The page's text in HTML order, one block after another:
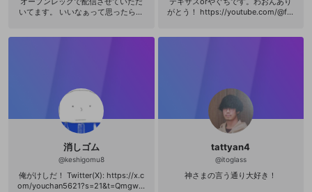
いてます。 いいなぁって思ったら見
がとう！ https://youtube.com/@fat
消しゴム
@keshigomu8
俺がけしだ！ Twitter(X): https://x.c
om/youchan5621?s=21&t=Qmgwnr
tattyan4
@itoglass
神さまの言う通り大好き！